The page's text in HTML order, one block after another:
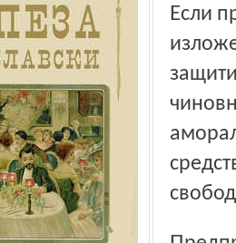
Если прокуратура не приступила к расследованию фактов,